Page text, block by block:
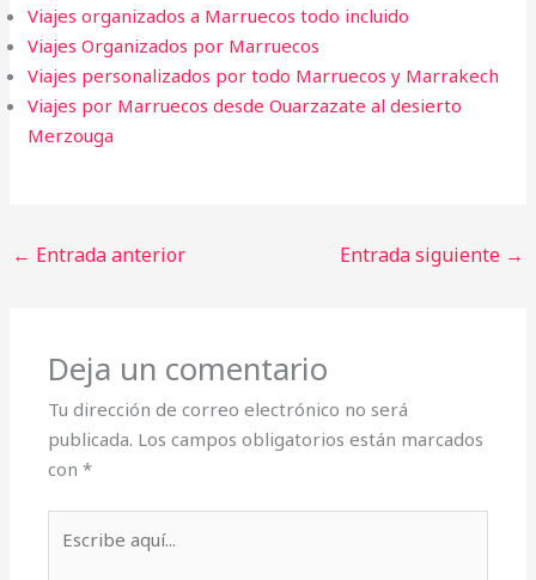
Viajes organizados a Marruecos todo incluido
Viajes Organizados por Marruecos
Viajes personalizados por todo Marruecos y Marrakech
Viajes por Marruecos desde Ouarzazate al desierto
Merzouga
← Entrada anterior Entrada siguiente →
Deja un comentario
Tu dirección de correo electrónico no será
publicada. Los campos obligatorios están marcados
con*
aquí...